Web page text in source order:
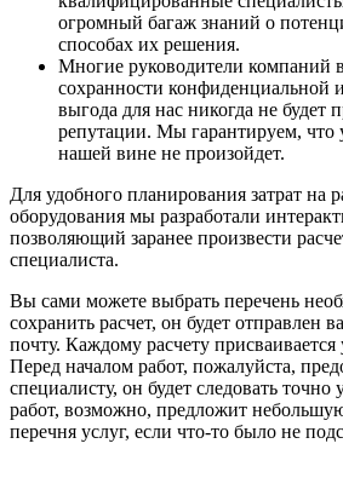
огромный багаж знаний о
способах их решения.
Многие руководители компаний
сохранности конфиденциальной
выгода для нас никогда не будет
репутации. Мы гарантируем, что
нашей вине не произойдет.
Для удобного планирования затрат на
оборудования мы разработали
позволяющий заранее произвести
специалиста.
Вы сами можете выбрать перечень
сохранить расчет, он будет отправлен
почту. Каждому расчету
Перед началом работ, пожалуйста,
специалисту, он будет следовать точно
работ, возможно, предложит
перечня услуг, если что-то было не